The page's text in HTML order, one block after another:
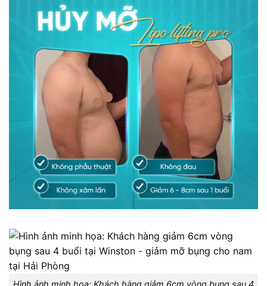
Hình ảnh minh họa: Khách hàng giảm 6cm vòng bụng sau 4